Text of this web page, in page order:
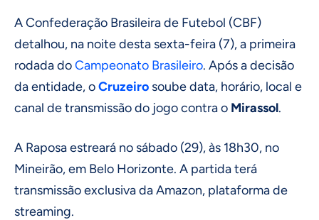
A Confederação Brasileira de Futebol (CBF)
detalhou, na noite desta sexta-feira (7), a primeira
rodada doCampeonato Brasileiro. Após a decisão
da entidade, oCruzeiro soube data, horário, local e
canal de transmissão do jogo contra o Mirassol.
A Raposa estreará no sábado (29), às 18h30, no
Mineirão, em Belo Horizonte. A partida terá
transmissão exclusiva da Amazon, plataforma de
streaming.